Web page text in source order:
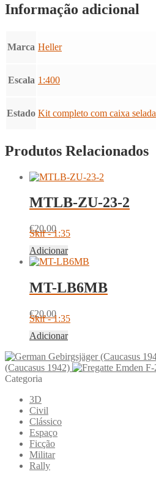
Informação adicional
Marca Heller
Escala 1:400
Estado Kit completo com caixa selada
Produtos Relacionados
MTLB-ZU-23-2
€20.00
Skif - 1:35
Adicionar
MT-LB6MB
€20.00
Skif - 1:35
Adicionar
(Caucasus 1942)
Categoria
3D
Civil
Clássico
Espaço
Ficção
Militar
Rally